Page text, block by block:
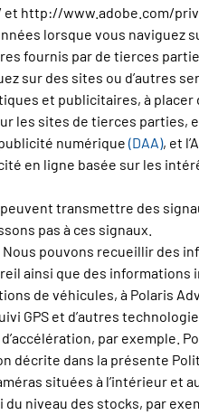
http://www.adobe.com/
lorsque vous naviguez
fournis par de tierces
sur des sites ou d’autres
et publicitaires, à
les sites de tierces parties,
numérique (DAA), et
en ligne basée sur les
transmettre des
pas à ces signaux.
pouvons recueillir des
ainsi que des informations
de véhicules, à Polaris
GPS et d’autres
par
décrite dans la présente
situées à l’intérieur et
niveau des stocks, par